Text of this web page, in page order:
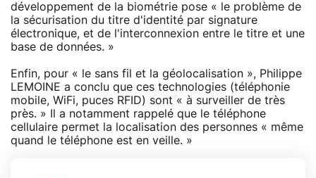
développement de la biométrie pose « le problème de
la sécurisation du titre d'identité par signature
électronique, et de l'interconnexion entre le titre et une
base de données. »
Enfin, pour « le sans fil et la géolocalisation », Philippe
LEMOINE a conclu que ces technologies (téléphonie
mobile, WiFi, puces RFID) sont « à surveiller de très
près. » Il a notamment rappelé que le téléphone
cellulaire permet la localisation des personnes « même
quand le téléphone est en veille. »